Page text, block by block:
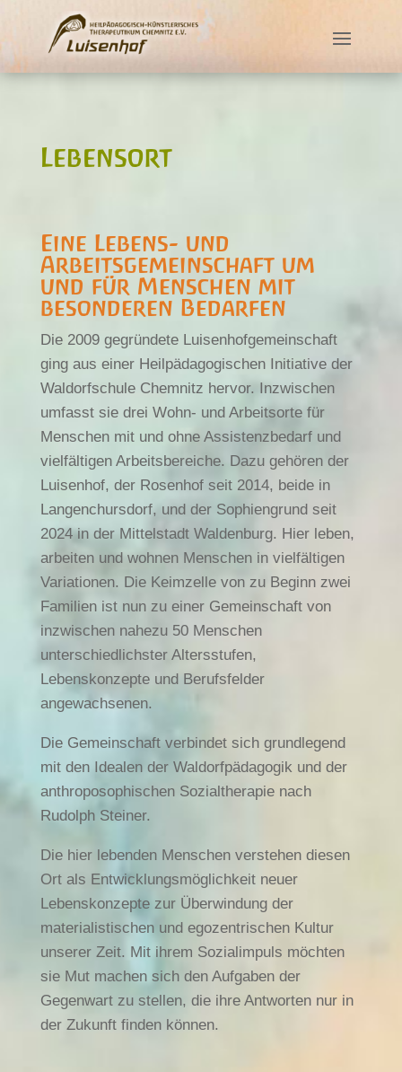
Lebensort
Eine Lebens- und
Arbeitsgemeinschaft um
und für Menschen mit
besonderen Bedarfen
Die 2009 gegründete Luisenhofgemeinschaft
ging aus einer Heilpädagogischen Initiative der
Waldorfschule Chemnitz hervor. Inzwischen
umfasst sie drei Wohn- und Arbeitsorte für
Menschen mit und ohne Assistenzbedarf und
vielfältigen Arbeitsbereiche. Dazu gehören der
Luisenhof, der Rosenhof seit 2014, beide in
Langenchursdorf, und der Sophiengrund seit
2024 in der Mittelstadt Waldenburg. Hier leben,
arbeiten und wohnen Menschen in vielfältigen
Variationen. Die Keimzelle von zu Beginn zwei
Familien ist nun zu einer Gemeinschaft von
inzwischen nahezu 50 Menschen
unterschiedlichster Altersstufen,
Lebenskonzepte und Berufsfelder
angewachsenen.
Die Gemeinschaft verbindet sich grundlegend
mit den Idealen der Waldorfpädagogik und der
anthroposophischen Sozialtherapie nach
Rudolph Steiner.
Die hier lebenden Menschen verstehen diesen
Ort als Entwicklungsmöglichkeit neuer
Lebenskonzepte zur Überwindung der
materialistischen und egozentrischen Kultur
unserer Zeit. Mit ihrem Sozialimpuls möchten
sie Mut machen sich den Aufgaben der
Gegenwart zu stellen, die ihre Antworten nur in
der Zukunft finden können.